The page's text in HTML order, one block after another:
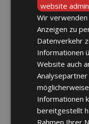
✅
✅ Einzigartiges
✅ 100%
hochwertigem
✅ Einfache
Verwandeln Sie
echten Blickfang!
von FunnyRiders
website
Wir verwenden
Anzeigen zu
Datenverkehr
Informationen
Website auch
Informationen
bereitgestellt
Rahmen Ihrer